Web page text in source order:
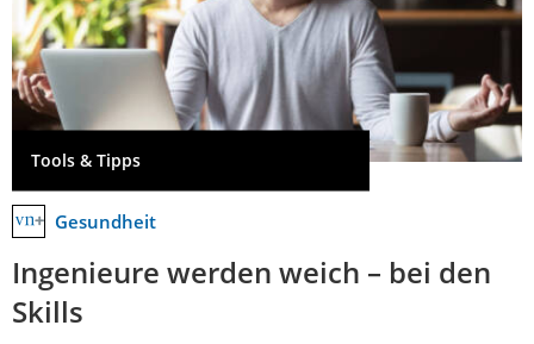
Tools & Tipps
Gesundheit
Ingenieure werden weich – bei den
Skills